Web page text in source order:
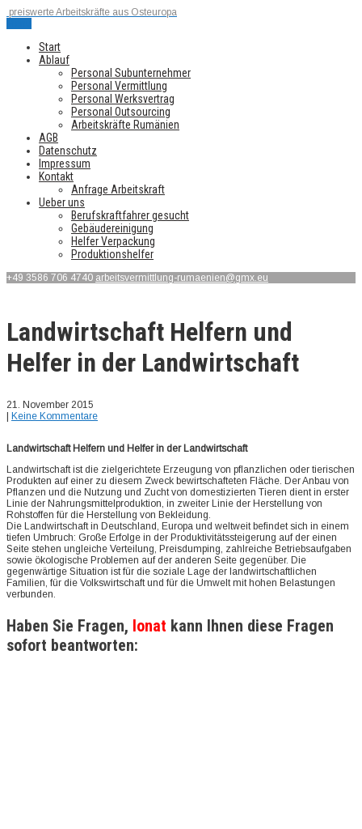
preiswerte Arbeitskräfte aus Osteuropa
Start
Ablauf
Personal Subunternehmer
Personal Vermittlung
Personal Werksvertrag
Personal Outsourcing
Arbeitskräfte Rumänien
AGB
Datenschutz
Impressum
Kontakt
Anfrage Arbeitskraft
Ueber uns
Berufskraftfahrer gesucht
Gebäudereinigung
Helfer Verpackung
Produktionshelfer
+49 3586 706 4740 arbeitsvermittlung-rumaenien@gmx.eu
Landwirtschaft Helfern und
Helfer in der Landwirtschaft
21. November 2015
Keine Kommentare
Landwirtschaft Helfern und Helfer in der Landwirtschaft
Landwirtschaft ist die zielgerichtete Erzeugung von pflanzlichen oder tierischen
Produkten auf einer zu diesem Zweck bewirtschafteten Fläche. Der Anbau von
Pflanzen und die Nutzung und Zucht von domestizierten Tieren dient in erster
Linie der Nahrungsmittelproduktion, in zweiter Linie der Herstellung von
Rohstoffen für die Herstellung von Bekleidung.
Die Landwirtschaft in Deutschland, Europa und weltweit befindet sich in einem
tiefen Umbruch: Große Erfolge in der Produktivitätssteigerung auf der einen
Seite stehen ungleiche Verteilung, Preisdumping, zahlreiche Betriebsaufgaben
sowie ökologische Problemen auf der anderen Seite gegenüber. Die
gegenwärtige Situation ist für die soziale Lage der landwirtschaftlichen
Familien, für die Volkswirtschaft und für die Umwelt mit hohen Belastungen
verbunden.
Haben Sie Fragen, Ionat kann Ihnen diese Fragen
sofort beantworten: